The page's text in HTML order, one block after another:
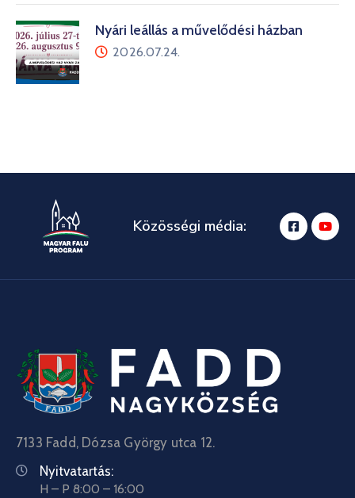
Nyári leállás a művelődési házban
2026.07.24.
Közösségi média:
7133 Fadd, Dózsa György utca 12.
Nyitvatartás:
H – P 8:00 – 16:00